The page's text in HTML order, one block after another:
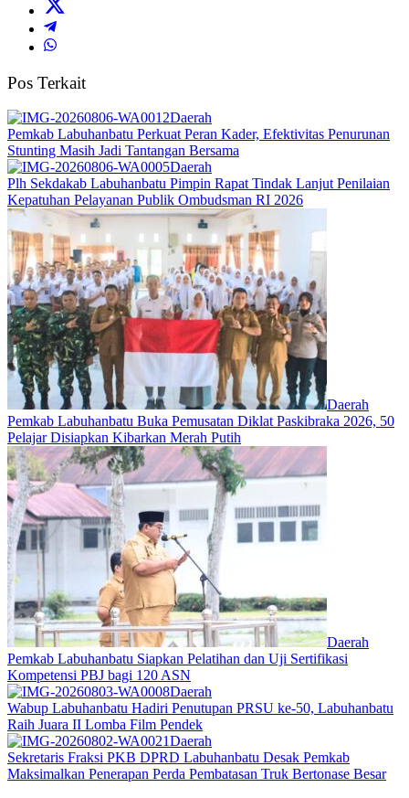
Pos Terkait
Daerah
Pemkab Labuhanbatu Perkuat Peran Kader, Efektivitas Penurunan
Stunting Masih Jadi Tantangan Bersama
Daerah
Plh Sekdakab Labuhanbatu Pimpin Rapat Tindak Lanjut Penilaian
Kepatuhan Pelayanan Publik Ombudsman RI 2026
Daerah
Pemkab Labuhanbatu Buka Pemusatan Diklat Paskibraka 2026, 50
Pelajar Disiapkan Kibarkan Merah Putih
Daerah
Pemkab Labuhanbatu Siapkan Pelatihan dan Uji Sertifikasi
Kompetensi PBJ bagi 120 ASN
Daerah
Wabup Labuhanbatu Hadiri Penutupan PRSU ke-50, Labuhanbatu
Raih Juara II Lomba Film Pendek
Daerah
Sekretaris Fraksi PKB DPRD Labuhanbatu Desak Pemkab
Maksimalkan Penerapan Perda Pembatasan Truk Bertonase Besar